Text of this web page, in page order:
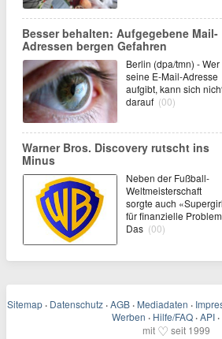
Besser behalten: Aufgegebene Mail-
Adressen bergen Gefahren
Berlin (dpa/tmn) - Wer
seine E-Mail-Adresse
aufgibt, kann sich
darauf (00)
Warner Bros. Discovery rutscht ins
Minus
Neben der Fußball-
Weltmeisterschaft
sorgte auch
für finanzielle
Das (00)
Sitemap · Datenschutz · AGB · Mediadaten ·
Werben · Hilfe/FAQ · API ·
mit ♡ seit 1999